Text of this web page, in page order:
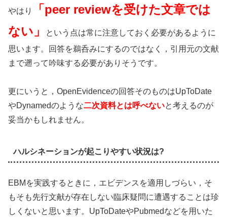
やはり
「peer reviewを受けた文章では
ない」
という点は常に注意しておく必要があるように
思います。回答を鵜呑みにするのではなく，引用元の文献
まで遡って吟味する必要がありそうです。
更にいうと，OpenEvidenceの回答そのものはUpToDate
やDynamedのような二次資料とは呼べないと考えるのが
妥当かもしれません。
ハルシネーションが起こりやすい状況は?
EBMを実践するときに，エビデンスを適用しづらい，そ
もそも先行文献が存在しない臨床疑問に遭遇することは珍
しくないと思います。UpToDateやPubmedなどを用いた